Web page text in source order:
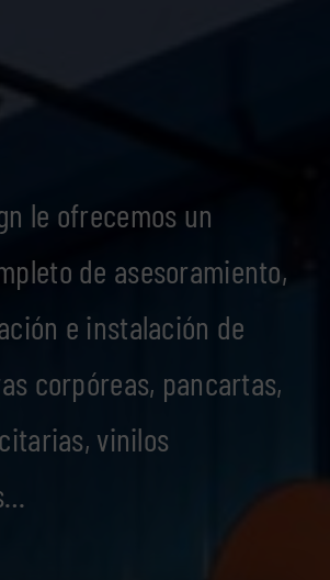
le ofrecemos un
de asesoramiento,
e instalación de
corpóreas, pancartas,
vinilos